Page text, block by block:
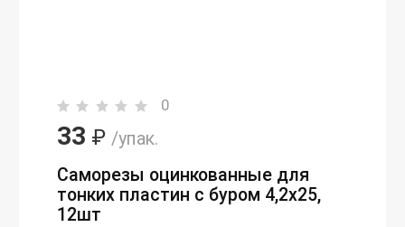
0
33 ₽ /упак.
Саморезы оцинкованные для
тонких пластин с буром 4,2х25,
12шт